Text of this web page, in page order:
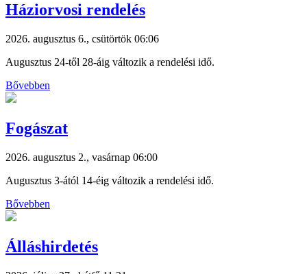
Háziorvosi rendelés
2026. augusztus 6., csütörtök 06:06
Augusztus 24-től 28-áig változik a rendelési idő.
Bővebben
Fogászat
2026. augusztus 2., vasárnap 06:00
Augusztus 3-ától 14-éig változik a rendelési idő.
Bővebben
Álláshirdetés